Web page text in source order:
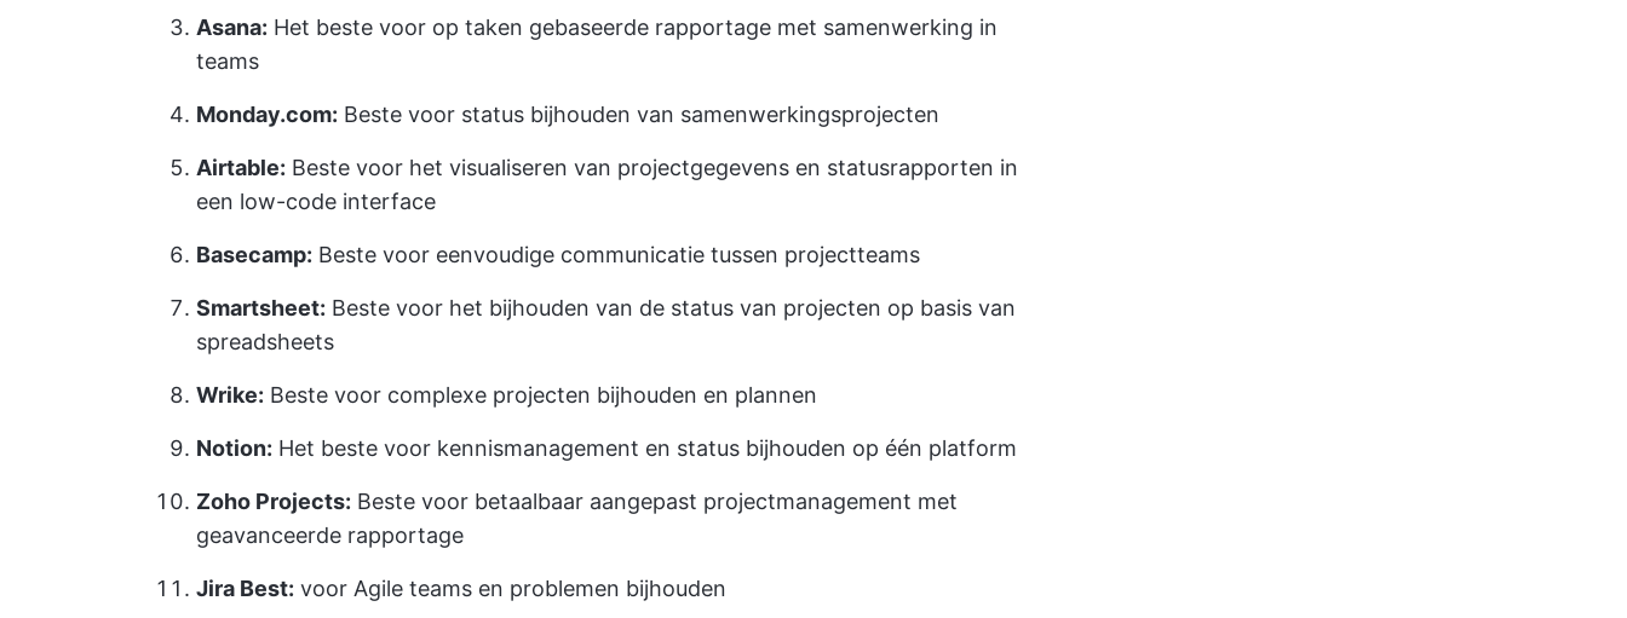
Asana: Het beste voor op taken gebaseerde rapportage met samenwerking in
teams
Monday.com: Beste voor status bijhouden van samenwerkingsprojecten
Airtable: Beste voor het visualiseren van projectgegevens en statusrapporten in
een low-code interface
Basecamp: Beste voor eenvoudige communicatie tussen projectteams
Smartsheet: Beste voor het bijhouden van de status van projecten op basis van
spreadsheets
Wrike: Beste voor complexe projecten bijhouden en plannen
Notion: Het beste voor kennismanagement en status bijhouden op één platform
Zoho Projects: Beste voor betaalbaar aangepast projectmanagement met
geavanceerde rapportage
Jira Best: voor Agile teams en problemen bijhouden